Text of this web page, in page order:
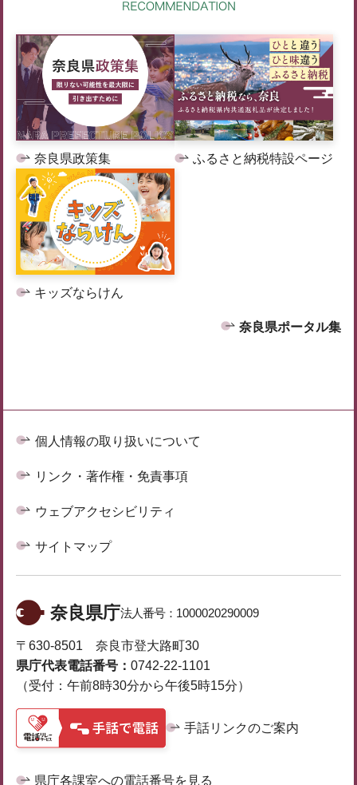
奈良県政策集 ふるさと納税特設ページ
キッズならけん
奈良県ポータル集
個人情報の取り扱いについて
リンク・著作権・免責事項
ウェブアクセシビリティ
サイトマップ
奈良県庁法人番号： 1000020290009
〒630-8501 奈良市登大路町30
県庁代表電話番号： 0742-22-1101
（受付：午前8時30分から午後5時15分）
手話リンクのご案内
県庁各課室への電話番号を見る